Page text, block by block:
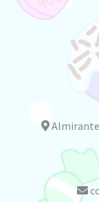
Almirante